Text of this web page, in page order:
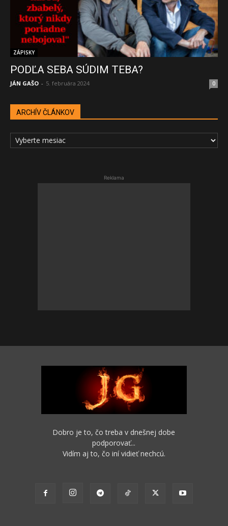
ZÁPISKY
PODĽA SEBA SÚDIM TEBA?
JÁN GAŠO - 5. februára 2024 0
ARCHÍV ČLÁNKOV
ARCHÍV
ČLÁNKOV
Reklama
Dobro je to, čo treba v dnešnej dobe
podporovať...
Vidím aj to, čo iní vidieť nechcú.